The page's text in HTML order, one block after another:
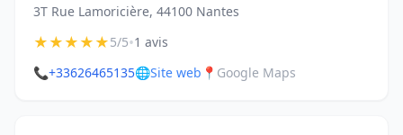
3T Rue Lamoricière, 44100 Nantes
★★★★★5/5•1 avis
📞+33626465135🌐Site web 📍 Google Maps